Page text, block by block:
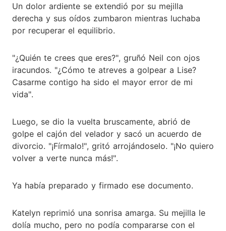
Un dolor ardiente se extendió por su mejilla
derecha y sus oídos zumbaron mientras luchaba
por recuperar el equilibrio.
"¿Quién te crees que eres?", gruñó Neil con ojos
iracundos. "¿Cómo te atreves a golpear a Lise?
Casarme contigo ha sido el mayor error de mi
vida".
Luego, se dio la vuelta bruscamente, abrió de
golpe el cajón del velador y sacó un acuerdo de
divorcio. "¡Fírmalo!", gritó arrojándoselo. "¡No quiero
volver a verte nunca más!".
Ya había preparado y firmado ese documento.
Katelyn reprimió una sonrisa amarga. Su mejilla le
dolía mucho, pero no podía compararse con el